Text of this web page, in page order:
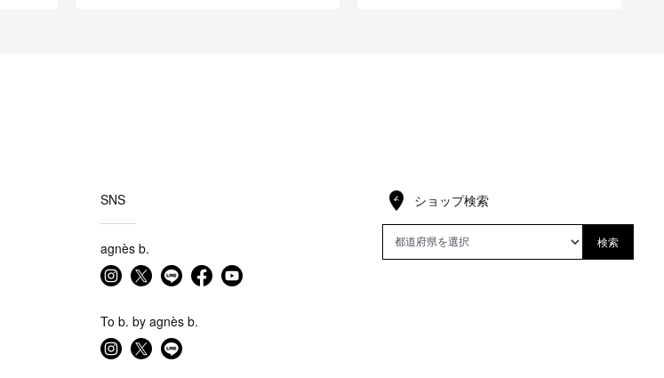
SNS
agnès b.
To b. by agnès b.
ショップ検索
検索